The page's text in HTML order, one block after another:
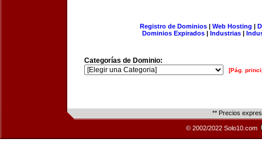
Registro de Dominios| Web Hosting |
Dominios Expirados | Industrias |
Categorías de Dominio:
[Pág.
** Precios
© 2002/2022 Solo10.com